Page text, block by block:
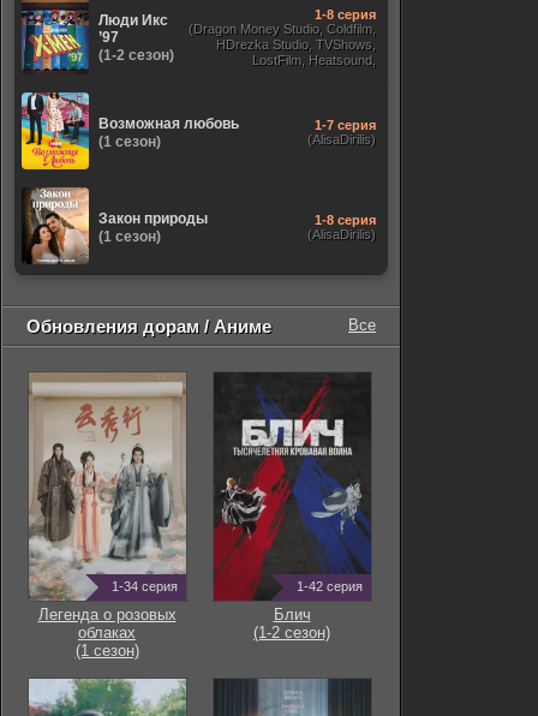
Люди Икс
’97
(1-2 сезон)
1-8 серия
(Dragon Money Studio, Coldfilm,
HDrezka Studio, TVShows,
LostFilm, Heatsound,
Возможная любовь
(1 сезон)
1-7 серия
(AlisaDirilis)
Закон природы
(1 сезон)
1-8 серия
(AlisaDirilis)
Обновления дорам / Аниме Все
1-34 серия
Легенда о розовых
облаках
(1 сезон)
1-42 серия
Блич
(1-2 сезон)